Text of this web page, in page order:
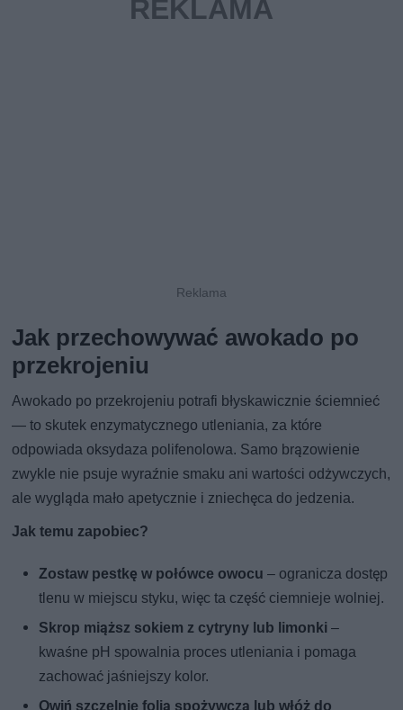
Jak przechowywać awokado po
przekrojeniu
Awokado po przekrojeniu potrafi błyskawicznie ściemnieć
— to skutek enzymatycznego utleniania, za które
odpowiada oksydaza polifenolowa. Samo brązowienie
zwykle nie psuje wyraźnie smaku ani wartości odżywczych,
ale wygląda mało apetycznie i zniechęca do jedzenia.
Jak temu zapobiec?
Zostaw pestkę w połówce owocu – ogranicza dostęp
tlenu w miejscu styku, więc ta część ciemnieje wolniej.
Skrop miąższ sokiem z cytryny lub limonki –
kwaśne pH spowalnia proces utleniania i pomaga
zachować jaśniejszy kolor.
Owiń szczelnie folią spożywczą lub włóż do